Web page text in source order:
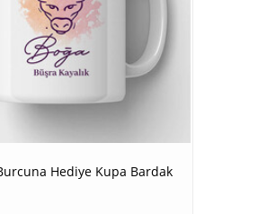
Hediye Kupa Bardak